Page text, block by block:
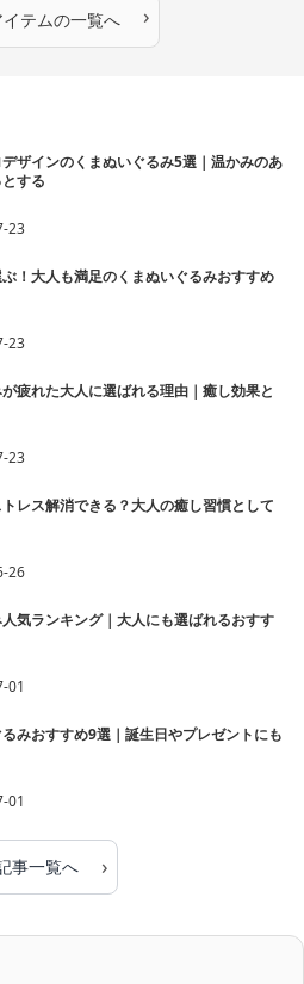
テムの一覧へ ›
ザインのくまぬいぐるみ5選｜温かみのあ
する
23
！大人も満足のくまぬいぐるみおすすめ
23
疲れた大人に選ばれる理由｜癒し効果と
23
レス解消できる？大人の癒し習慣として
26
気ランキング｜大人にも選ばれるおすす
01
みおすすめ9選｜誕生日やプレゼントにも
01
事一覧へ ›